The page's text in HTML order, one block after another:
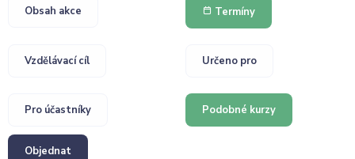
Obsah akce Termíny
Vzdělávací cíl Určeno pro
Pro účastníky Podobné kurzy
Objednat